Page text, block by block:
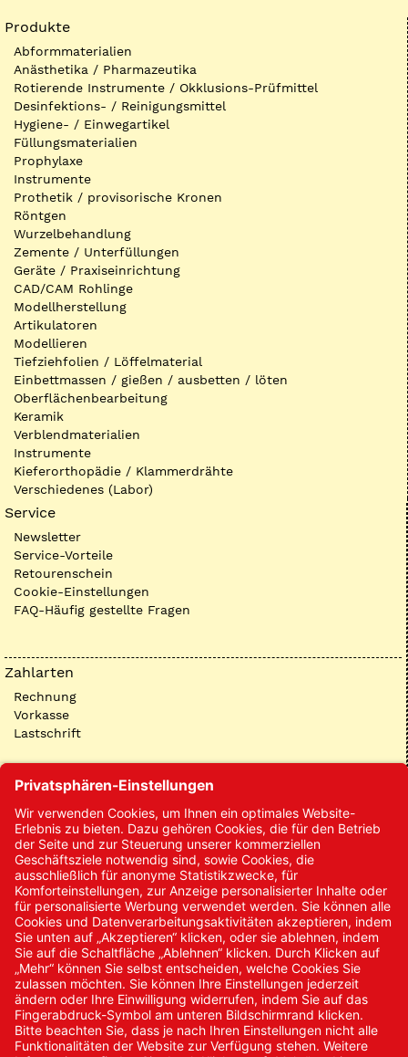
Produkte
Abformmaterialien
Anästhetika / Pharmazeutika
Rotierende Instrumente / Okklusions-Prüfmittel
Desinfektions- / Reinigungsmittel
Hygiene- / Einwegartikel
Füllungsmaterialien
Prophylaxe
Instrumente
Prothetik / provisorische Kronen
Röntgen
Wurzelbehandlung
Zemente / Unterfüllungen
Geräte / Praxiseinrichtung
CAD/CAM Rohlinge
Modellherstellung
Artikulatoren
Modellieren
Tiefziehfolien / Löffelmaterial
Einbettmassen / gießen / ausbetten / löten
Oberflächenbearbeitung
Keramik
Verblendmaterialien
Instrumente
Kieferorthopädie / Klammerdrähte
Verschiedenes (Labor)
Service
Newsletter
Service-Vorteile
Retourenschein
Cookie-Einstellungen
FAQ-Häufig gestellte Fragen
Zahlarten
Rechnung
Vorkasse
Lastschrift
Kontakt
Kontakt/Anfrage
Neukundenanmeldung
Kennwort vergessen
Bestellungen
Sendung verfolgen